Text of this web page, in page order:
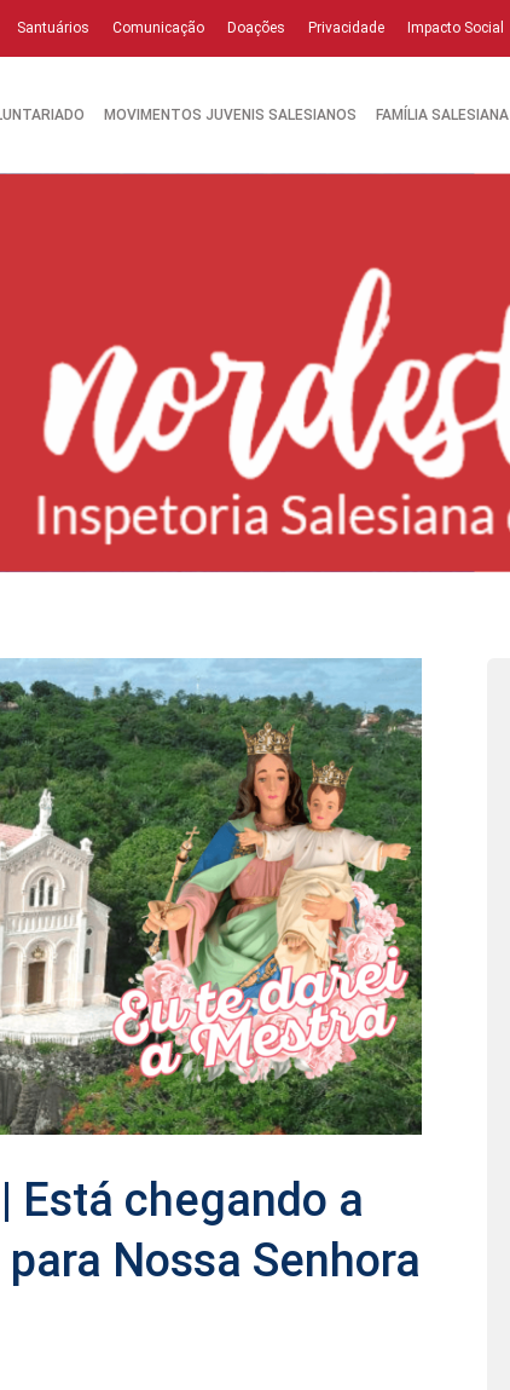
Santuários Comunicação Doações Privacidade Impacto Social
MOVIMENTOS JUVENIS SALESIANOS FAMÍLIA SALESIANA
Está chegando a
Nossa Senhora